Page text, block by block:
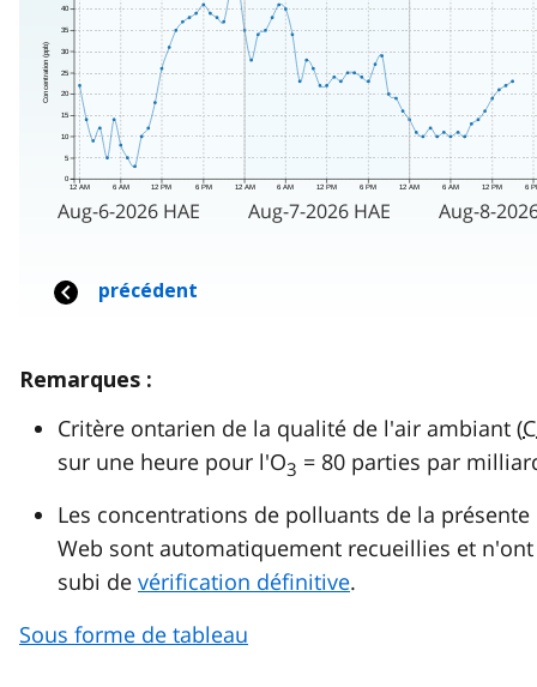
Remarques :
Critère ontarien de la qualité de l'air ambiant (
sur une heure pour l'O3 = 80 parties par
Les concentrations de polluants de la présente
Web sont automatiquement recueillies et
subi de vérification définitive.
Sous forme de tableau